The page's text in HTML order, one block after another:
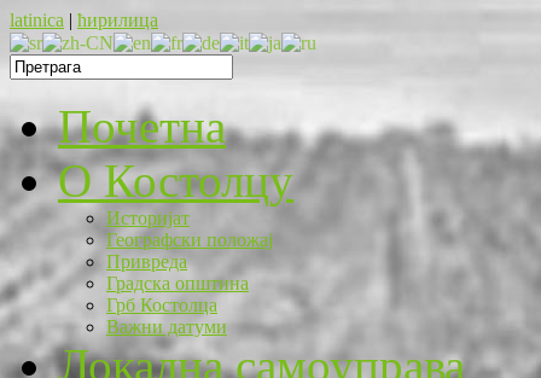
latinica | ћирилица
Почетна
O Костолцу
Историјат
Географски положај
Привреда
Градска општина
Грб Костолца
Важни датуми
Локална самоуправа